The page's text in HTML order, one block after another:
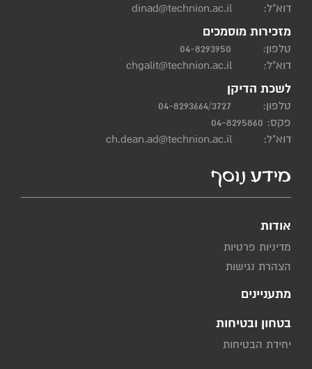
דוא"ל:
dinad@technion.ac.il
מזכירות מוסמכים
טלפון:
04-8293950
דוא"ל:
chgalit@technion.ac.il
לשכת הדיקן
טלפון:
04-8293664/3727
פקס: 04-8295860
דוא"ל:
ch.dean.ad@technion.ac.il
מידע נוסף
אודות
מדיניות פרטיות
הצהרת נגישות
מתעניינים
בטחון ובטיחות
יחידת הבטיחות